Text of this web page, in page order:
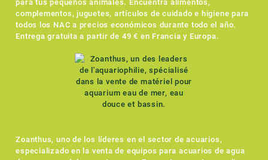
para tus pequeños animales. Encuentra alimentos,
complementos, juguetes, artículos de cuidado e higiene para
todos los NAC a precios económicos durante todo el año.
Entrega gratuita a partir de 49 € en Francia y Europa.
Zoanthus, uno de los líderes en el sector de acuarios,
especializado en la venta de equipos para acuarios de agua